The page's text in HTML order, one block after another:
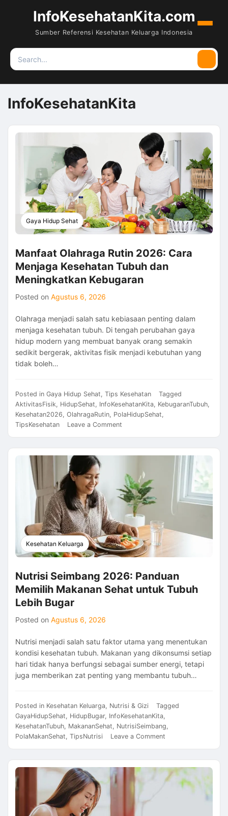
InfoKesehatanKita.com
Sumber Referensi Kesehatan Keluarga Indonesia
Menu
Search
for:
InfoKesehatanKita
Gaya Hidup Sehat
Manfaat Olahraga Rutin 2026: Cara
Menjaga Kesehatan Tubuh dan
Meningkatkan Kebugaran
Posted on Agustus 6, 2026
Olahraga menjadi salah satu kebiasaan penting dalam
menjaga kesehatan tubuh. Di tengah perubahan gaya
hidup modern yang membuat banyak orang semakin
sedikit bergerak, aktivitas fisik menjadi kebutuhan yang
tidak boleh…
Posted in Gaya Hidup Sehat, Tips Kesehatan
Tagged
AktivitasFisik, HidupSehat, InfoKesehatanKita, KebugaranTubuh,
Kesehatan2026, OlahragaRutin, PolaHidupSehat,
TipsKesehatan
Leave a Comment
Rutin
Cara
Menjaga
Kesehatan
Tubuh
dan
Meningkatkan
Kebugaran
Kesehatan Keluarga
Nutrisi Seimbang 2026: Panduan
Memilih Makanan Sehat untuk Tubuh
Lebih Bugar
Posted on Agustus 6, 2026
Nutrisi menjadi salah satu faktor utama yang menentukan
kondisi kesehatan tubuh. Makanan yang dikonsumsi setiap
hari tidak hanya berfungsi sebagai sumber energi, tetapi
juga memberikan zat penting yang membantu tubuh…
Posted in Kesehatan Keluarga, Nutrisi & Gizi
Tagged
GayaHidupSehat, HidupBugar, InfoKesehatanKita,
KesehatanTubuh, MakananSehat, NutrisiSeimbang,
PolaMakanSehat, TipsNutrisi Leave a Comment
2026:
Panduan
Memilih